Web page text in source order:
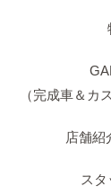
（完成車＆カ
店舗紹
ス